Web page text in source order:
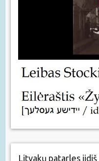
Litvakų patarles